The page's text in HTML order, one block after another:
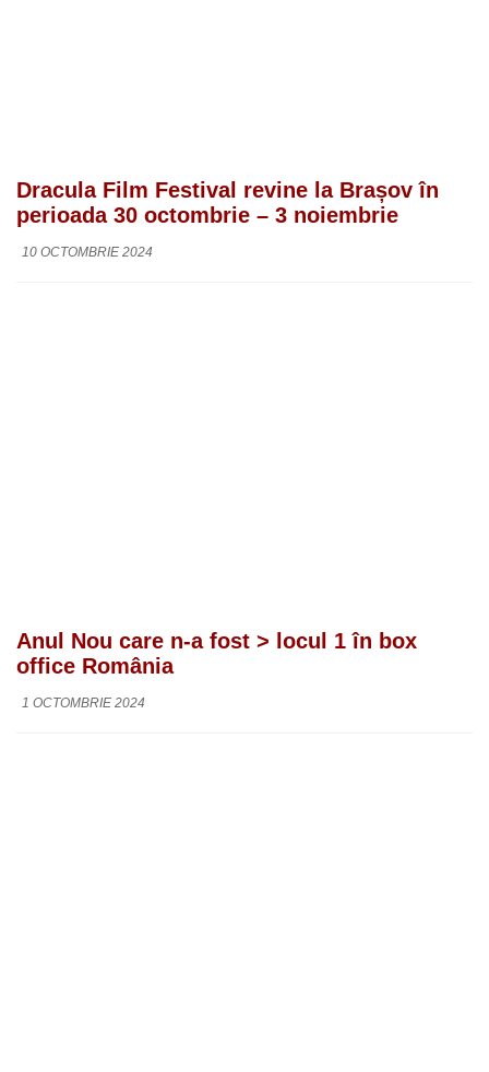
Dracula Film Festival revine la Brașov în
perioada 30 octombrie – 3 noiembrie
10 OCTOMBRIE 2024
Anul Nou care n-a fost > locul 1 în box
office România
1 OCTOMBRIE 2024